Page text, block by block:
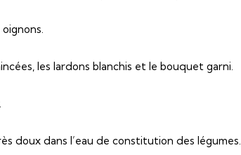
les lardons blanchis et le bouquet garni.
doux dans l’eau de constitution des légumes.